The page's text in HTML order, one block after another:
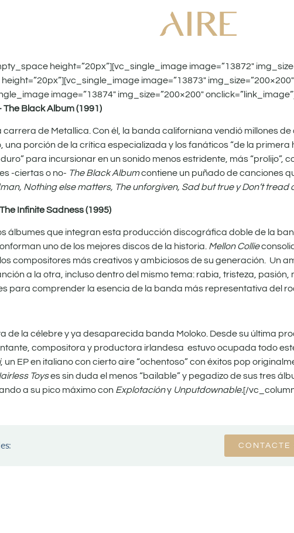
height=”20px”][vc_single_image image=”13872″
image=”13873″
image=”13874″ img_size=”200×200″
The Black Album (1991)
de Metallica. Con él, la banda californiana vendió millones
una porción de la crítica especializada y los fanáticos “de la
para incursionar en un sonido menos estridente, más “prolijo”,
-ciertas o no- The Black Albumcontiene un puñado de canciones
Nothing else matters, The unforgiven, Sad but true y Don’t tread
Infinite Sadness (1995)
álbumes que integran esta producción discográfica doble de la
uno de los mejores discos de la historia. Mellon Collie
los compositores más creativos y ambiciosos de su generación. Un
a la otra, incluso dentro del mismo tema: rabia, tristeza, pasión,
para comprender la esencia de la banda más representativa del
de la célebre y ya desaparecida banda Moloko. Desde su última
compositora y productora irlandesa estuvo ocupada todo
, un EP en italiano con cierto aire “ochentoso” con éxitos pop
Toyses sin duda el menos “bailable” y pegadizo de sus tres
a su pico máximo con Explotacióny Unputdownable.[/
CONTACTE